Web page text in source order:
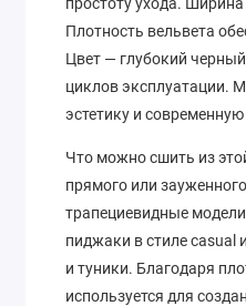
Плотность вельвета
Цвет — глубокий
циклов эксплуатации.
эстетику и
Что можно сшить из
прямого или
трапециевидные
пиджаки в стиле
и туники. Благодаря
используется для